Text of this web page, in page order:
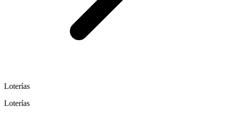
Loterías
Loterías